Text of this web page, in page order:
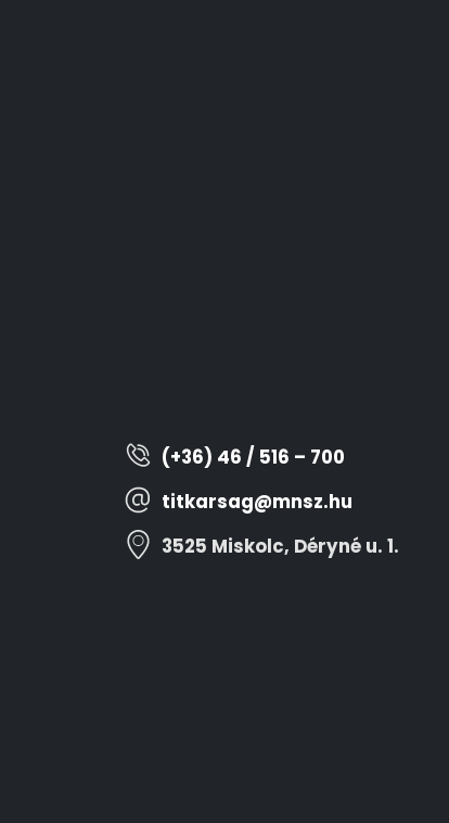
(+36) 46 / 516 – 700
titkarsag@mnsz.hu
3525 Miskolc, Déryné u. 1.